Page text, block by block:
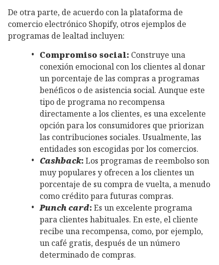
De otra parte, de acuerdo con la plataforma de
comercio electrónico Shopify, otros ejemplos de
programas de lealtad incluyen:
Compromiso social: Construye una
conexión emocional con los clientes al donar
un porcentaje de las compras a programas
benéficos o de asistencia social. Aunque este
tipo de programa no recompensa
directamente a los clientes, es una excelente
opción para los consumidores que priorizan
las contribuciones sociales. Usualmente, las
entidades son escogidas por los comercios.
Cashback: Los programas de reembolso son
muy populares y ofrecen a los clientes un
porcentaje de su compra de vuelta, a menudo
como crédito para futuras compras.
Punch card: Es un excelente programa
para clientes habituales. En este, el cliente
recibe una recompensa, como, por ejemplo,
un café gratis, después de un número
determinado de compras.